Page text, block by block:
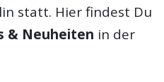
statt. Hier findest Du
& Neuheiten in der